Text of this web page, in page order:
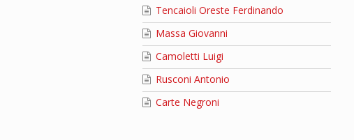
Tencaioli Oreste Ferdinando
Massa Giovanni
Camoletti Luigi
Rusconi Antonio
Carte Negroni